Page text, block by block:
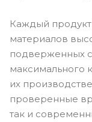
Каждый
материалов
подверженных
максимального
их
проверенные
так и